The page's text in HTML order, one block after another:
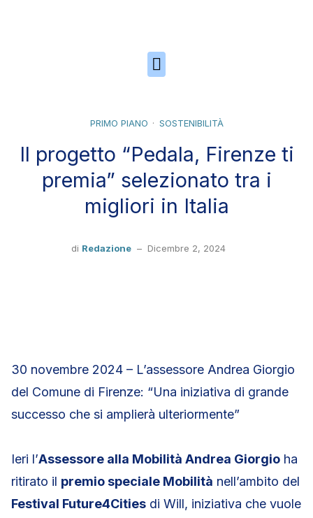
PRIMO PIANO SOSTENIBILITÀ
Il progetto “Pedala, Firenze ti
premia” selezionato tra i
migliori in Italia
di Redazione– Dicembre 2, 2024
30 novembre 2024 – L’assessore Andrea Giorgio
del Comune di Firenze: “Una iniziativa di grande
successo che si amplierà ulteriormente”
Ieri l’Assessore alla Mobilità Andrea Giorgio ha
ritirato il premio speciale Mobilità nell’ambito del
Festival Future4Cities di Will, iniziativa che vuole